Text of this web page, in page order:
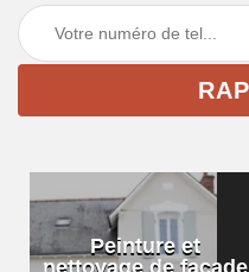
Peinture et
nettoyage de façade